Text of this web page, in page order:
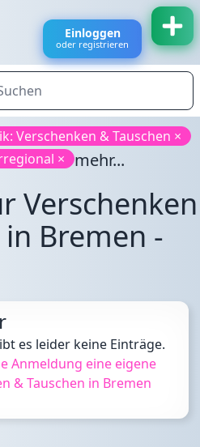
Einloggen
oder registrieren
Verschenken & Tauschen ×
× mehr...
Verschenken
Bremen -
es leider keine Einträge.
Anmeldung eine eigene
& Tauschen in Bremen